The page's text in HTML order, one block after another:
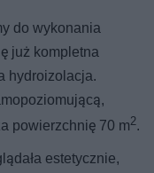
do wykonania
już kompletna
hydroizolacja.
powierzchnię 70 m2.
estetycznie,